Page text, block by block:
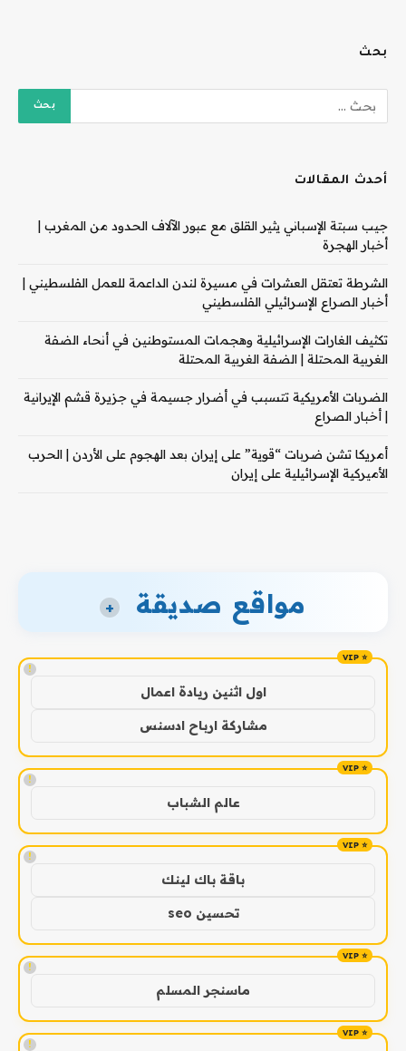
بحث
أحدث المقالات
جيب سبتة الإسباني يثير القلق مع عبور الآلاف الحدود من المغرب |
أخبار الهجرة
الشرطة تعتقل العشرات في مسيرة لندن الداعمة للعمل الفلسطيني |
أخبار الصراع الإسرائيلي الفلسطيني
تكثيف الغارات الإسرائيلية وهجمات المستوطنين في أنحاء الضفة
الغربية المحتلة | الضفة الغربية المحتلة
الضربات الأمريكية تتسبب في أضرار جسيمة في جزيرة قشم الإيرانية
| أخبار الصراع
أمريكا تشن ضربات “قوية” على إيران بعد الهجوم على الأردن | الحرب
الأميركية الإسرائيلية على إيران
مواقع صديقة +
!
اول اثنين ريادة اعمال
مشاركة ارباح ادسنس
!
عالم الشباب
!
باقة باك لينك
تحسين seo
!
ماسنجر المسلم
!